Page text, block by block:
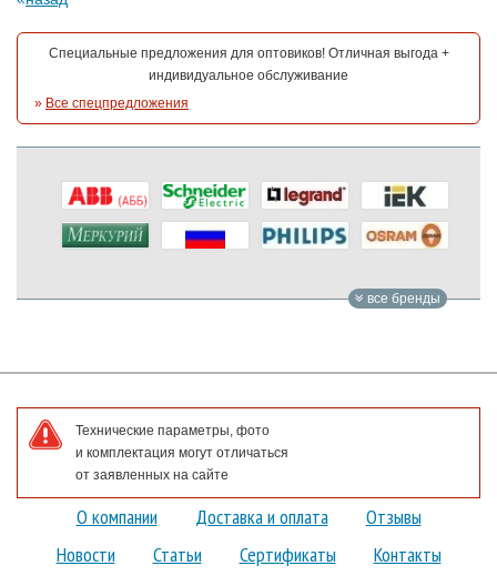
Специальные предложения для оптовиков! Отличная выгода +
индивидуальное обслуживание
» Все спецпредложения
все бренды
Технические параметры, фото
и комплектация могут отличаться
от заявленных на сайте
О компании Доставка и оплата
Отзывы
Новости
Статьи Сертификаты Контакты